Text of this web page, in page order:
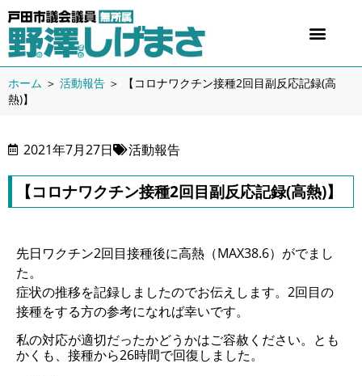
ホーム ＞ 活動報告 ＞
【コロナワクチン接種2回目副反応記録(高
熱)】
2021年7月27日 活動報告
【コロナワクチン接種2回目副反応記録(高熱)】
先日ワクチン2回目接種後に高熱（MAX38.6）がでまし
た。
症状の推移を記録しましたのでお伝えします。2回目の
接種をする方の参考になれば幸いです。
私の対応が適切だったかどうかはご容赦ください。とも
かくも、接種から26時間で回復しました。